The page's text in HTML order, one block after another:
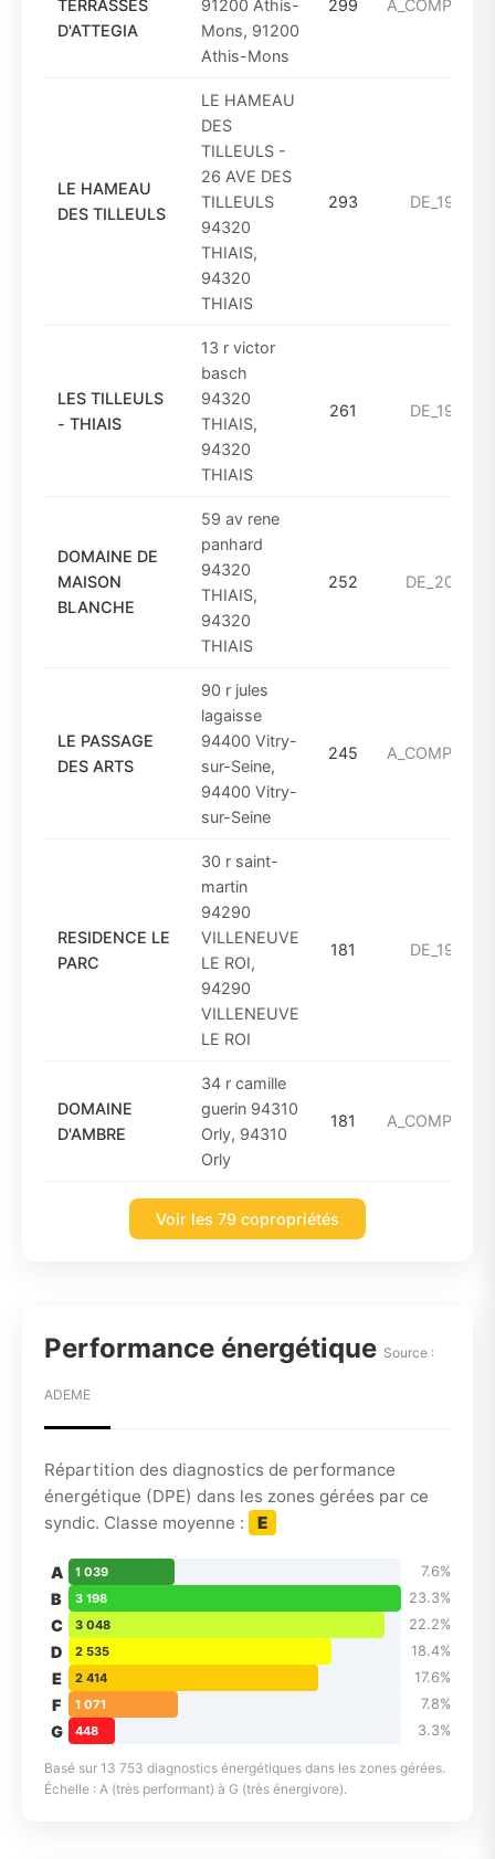
TERRASSES
D'ATTEGIA
91200 Athis-
Mons, 91200
Athis-Mons
299
LE HAMEAU
DES TILLEULS
LE HAMEAU
DES
TILLEULS -
26 AVE DES
TILLEULS
94320
THIAIS,
94320
THIAIS
293
LES TILLEULS
- THIAIS
13 r victor
basch
94320
THIAIS,
94320
THIAIS
261
DOMAINE DE
MAISON
BLANCHE
59 av rene
panhard
94320
THIAIS,
94320
THIAIS
252
LE PASSAGE
DES ARTS
90 r jules
lagaisse
94400 Vitry-
sur-Seine,
94400 Vitry-
sur-Seine
245
RESIDENCE LE
PARC
30 r saint-
martin
94290
VILLENEUVE
LE ROI,
94290
VILLENEUVE
LE ROI
181
DOMAINE
D'AMBRE
34 r camille
guerin 94310
Orly, 94310
Orly
181
Voir les 79 copropriétés
Performance énergétique Source :
ADEME
Répartition des diagnostics de performance
énergétique (DPE) dans les zones gérées par ce
syndic. Classe moyenne :
E
A 1 039 7.6%
B 3 198 23.3%
C 3 048 22.2%
D 2 535 18.4%
E 2 414 17.6%
F 1 071 7.8%
G 448 3.3%
Basé sur 13 753 diagnostics énergétiques dans les zones gérées.
Échelle : A (très performant) à G (très énergivore).